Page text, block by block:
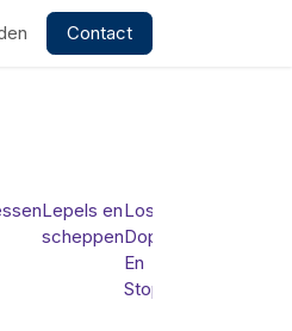
Contact
Lepels en
scheppen
Losse
Doppen
En
Stoppen